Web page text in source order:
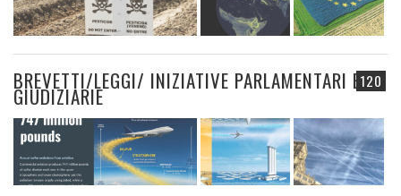
120
BREVETTI/LEGGI/ INIZIATIVE PARLAMENTARI E
GIUDIZIARIE